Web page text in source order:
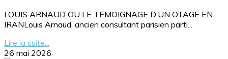
LOUIS ARNAUD OU LE TEMOIGNAGE D’UN OTAGE EN
IRANLouis Arnaud, ancien consultant parisien parti...
Lire la suite...
26 mai 2026